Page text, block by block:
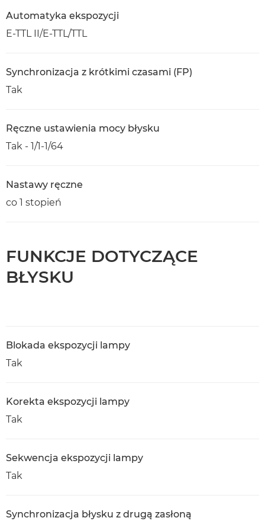
Automatyka ekspozycji
E-TTL II/E-TTL/TTL
Synchronizacja z krótkimi czasami (FP)
Tak
Ręczne ustawienia mocy błysku
Tak - 1/1-1/64
Nastawy ręczne
co 1 stopień
FUNKCJE DOTYCZĄCE
BŁYSKU
Blokada ekspozycji lampy
Tak
Korekta ekspozycji lampy
Tak
Sekwencja ekspozycji lampy
Tak
Synchronizacja błysku z drugą zasłoną